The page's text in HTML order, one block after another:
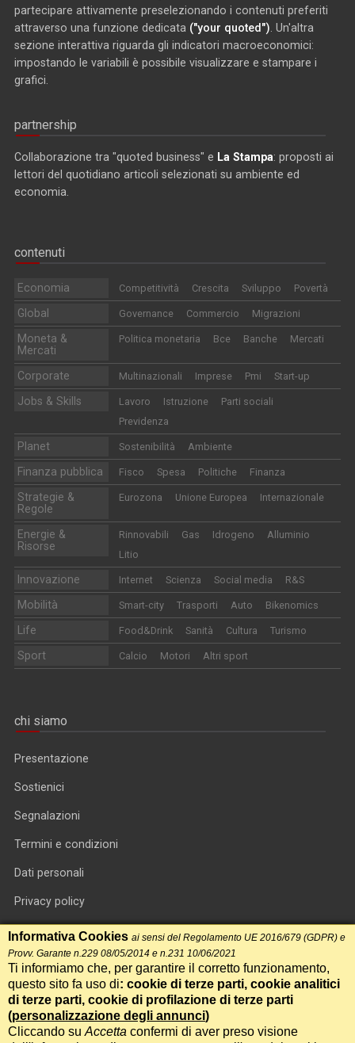
partecipare attivamente preselezionando i contenuti preferiti
attraverso una funzione dedicata ("your quoted") . Un'altra
sezione interattiva riguarda gli indicatori macroeconomici:
impostando le variabili è possibile visualizzare e stampare i
grafici.
partnership
Collaborazione tra "quoted business" e La Stampa: proposti ai
lettori del quotidiano articoli selezionati su ambiente ed
economia.
contenuti
Economia Competitività Crescita Sviluppo Povertà
Global Governance Commercio Migrazioni
Moneta &
Mercati
Politica monetaria Bce Banche Mercati
Corporate Multinazionali Imprese Pmi Start-up
Jobs & Skills Lavoro Istruzione
Parti sociali
Previdenza
Planet Sostenibilità Ambiente
Finanza pubblica Fisco Spesa Politiche Finanza
Strategie &
Regole
Eurozona Unione Europea Internazionale
Energie &
Risorse
Rinnovabili Gas Idrogeno
Alluminio
Litio
Innovazione Internet Scienza Social media R&S
Mobilità Smart-city Trasporti Auto Bikenomics
Life Food&Drink Sanità Cultura Turismo
Sport Calcio Motori Altri sport
chi siamo
Presentazione
Sostienici
Segnalazioni
Termini e condizioni
Dati personali
Privacy policy
Informativa cookie
RSS feed
RSS Top News
Contatti
Informativa Cookies ai sensi del Regolamento UE 2016/679 (GDPR) e
Provv. Garante n.229 08/05/2014 e n.231 10/06/2021
Ti informiamo che, per garantire il corretto funzionamento,
questo sito fa uso di: cookie di terze parti, cookie analitici
di terze parti, cookie di profilazione di terze parti
(personalizzazione degli annunci)
Cliccando su Accetta confermi di aver preso visione